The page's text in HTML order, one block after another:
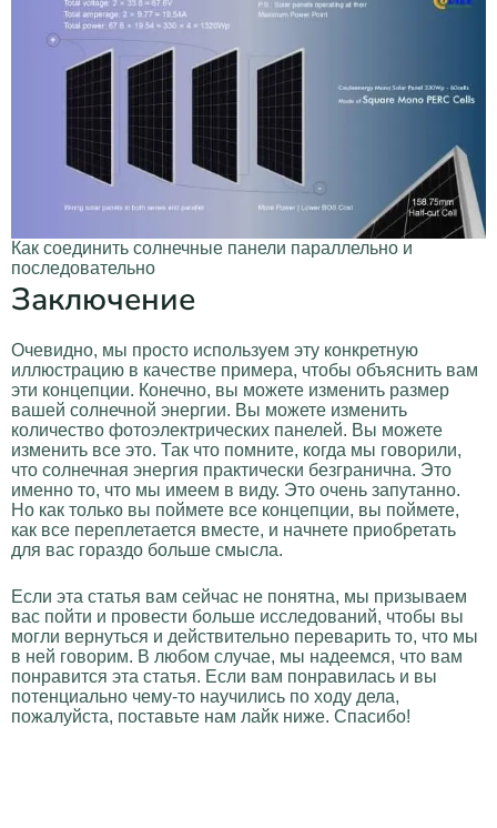
Как соединить солнечные панели параллельно и
последовательно
Заключение
Очевидно, мы просто используем эту конкретную
иллюстрацию в качестве примера, чтобы объяснить вам
эти концепции. Конечно, вы можете изменить размер
вашей солнечной энергии. Вы можете изменить
количество фотоэлектрических панелей. Вы можете
изменить все это. Так что помните, когда мы говорили,
что солнечная энергия практически безгранична. Это
именно то, что мы имеем в виду. Это очень запутанно.
Но как только вы поймете все концепции, вы поймете,
как все переплетается вместе, и начнете приобретать
для вас гораздо больше смысла.
Если эта статья вам сейчас не понятна, мы призываем
вас пойти и провести больше исследований, чтобы вы
могли вернуться и действительно переварить то, что мы
в ней говорим. В любом случае, мы надеемся, что вам
понравится эта статья. Если вам понравилась и вы
потенциально чему-то научились по ходу дела,
пожалуйста, поставьте нам лайк ниже. Спасибо!